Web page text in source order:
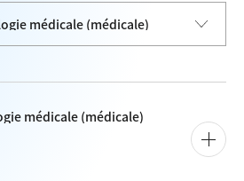
médicale (médicale)